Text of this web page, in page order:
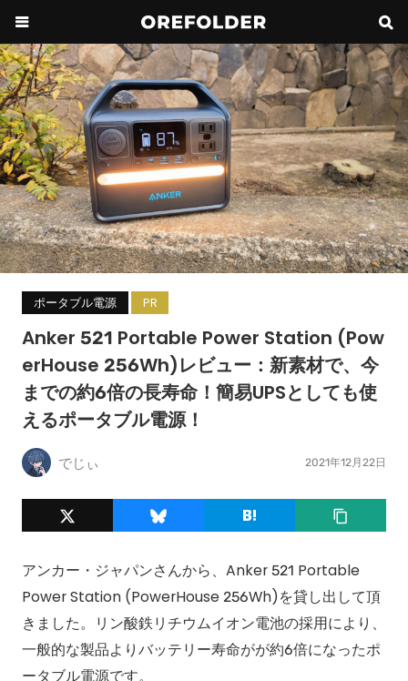
ポータブル電源 PR
Anker 521 Portable Power Station (Pow
erHouse 256Wh)レビュー：新素材で、今
までの約6倍の長寿命！簡易UPSとしても使
えるポータブル電源！
でじぃ 2021年12月22日
アンカー・ジャパンさんから、Anker 521 Portable
Power Station (PowerHouse 256Wh)を貸し出して頂
きました。リン酸鉄リチウムイオン電池の採用により、
一般的な製品よりバッテリー寿命がが約6倍になったポ
ータブル電源です。